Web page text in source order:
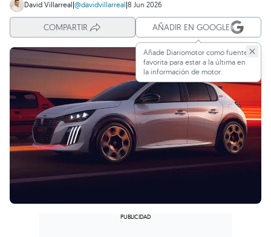
David Villarreal|@davidvillarreal|8 Jun 2026
COMPARTIR AÑADIR EN GOOGLE
Añade Diariomotor como fuente
favorita para estar a la última en
la información de motor.